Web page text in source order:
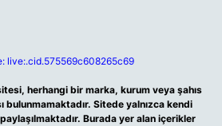
live:.cid.575569c608265c69
herhangi bir marka, kurum veya şahıs
bulunmamaktadır. Sitede yalnızca kendi
paylaşılmaktadır. Burada yer alan içerikler